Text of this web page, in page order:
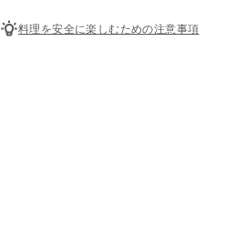
料理を安全に楽しむための注意事項